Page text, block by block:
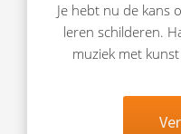
Je hebt nu de kans
leren schilderen.
muziek met